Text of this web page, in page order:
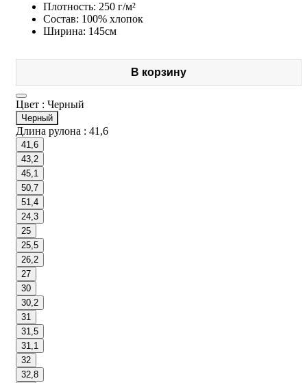
Плотность: 250 г/м²
Состав: 100% хлопок
Ширина: 145см
В корзину
Цвет : Черный
Черный
Длина рулона : 41,6
41,6
43,2
45,1
50,7
51,4
24,3
25
25,5
26,2
27
30
30,2
31
31,5
31,1
32
32,8